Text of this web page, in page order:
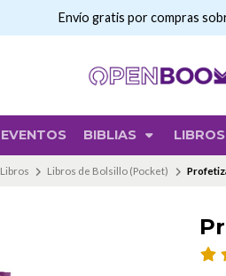
EVENTOS BIBLIAS LIBROS
Envío gratis por compras
Libros Libros de Bolsillo (Pocket)